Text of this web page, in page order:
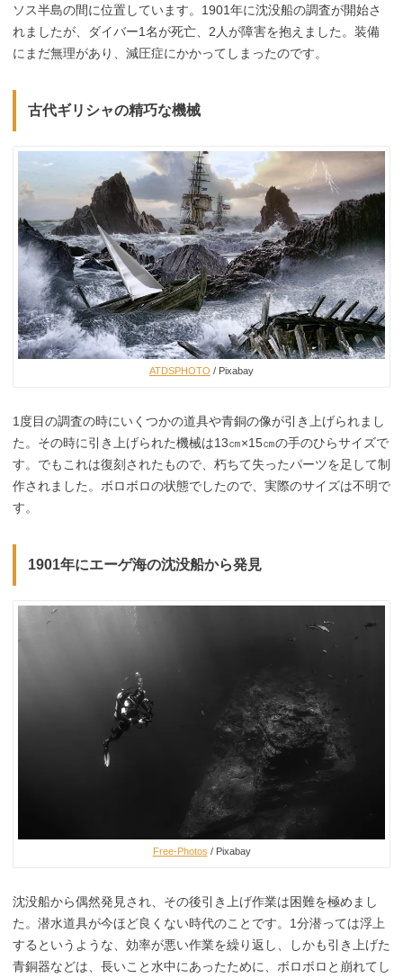
ソス半島の間に位置しています。1901年に沈没船の調査が開始さ
れましたが、ダイバー1名が死亡、2人が障害を抱えました。装備
にまだ無理があり、減圧症にかかってしまったのです。
古代ギリシャの精巧な機械
ATDSPHOTO / Pixabay
1度目の調査の時にいくつかの道具や青銅の像が引き上げられまし
た。その時に引き上げられた機械は13㎝×15㎝の手のひらサイズで
す。でもこれは復刻されたもので、朽ちて失ったパーツを足して制
作されました。ボロボロの状態でしたので、実際のサイズは不明で
す。
1901年にエーゲ海の沈没船から発見
Free-Photos / Pixabay
沈没船から偶然発見され、その後引き上げ作業は困難を極めまし
た。潜水道具が今ほど良くない時代のことです。1分潜っては浮上
するというような、効率が悪い作業を繰り返し、しかも引き上げた
青銅器などは、長いこと水中にあったために、ボロボロと崩れてし